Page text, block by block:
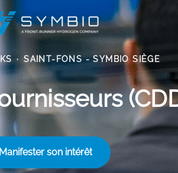
· SAINT-FONS - SYMBIO SIÈGE
Manifester son intérêt